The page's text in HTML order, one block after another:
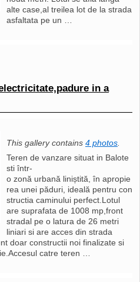
alte case,al treilea lot de la strada
asfaltata pe un …
in a
This gallery contains 4 photos
Teren de vanzare situat in Balote
sti într-
o zonă urbană liniștită, în apropie
rea unei păduri, ideală pentru con
structia caminului perfect.Lotul
are suprafata de 1008 mp,front
stradal pe o latura de 26 metri
liniari si are acces din strada
doar constructii noi finalizate si
catre teren …